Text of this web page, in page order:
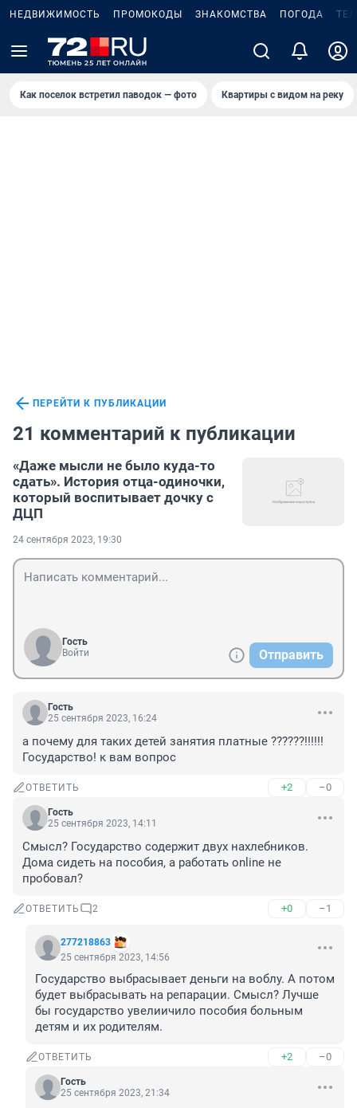
НЕДВИЖИМОСТЬ ПРОМОКОДЫ ЗНАКОМСТВА ПОГОДА
Как поселок встретил паводок — фото Квартиры с видом на реку
ПЕРЕЙТИ К ПУБЛИКАЦИИ
21 комментарий к публикации
«Даже мысли не было куда-то
сдать». История отца-одиночки,
который воспитывает дочку с
ДЦП
24 сентября 2023, 19:30
Гость
Войти
Отправить
Гость
25 сентября 2023, 16:24
а почему для таких детей занятия платные ??????!!!!!!
Государство! к вам вопрос
ОТВЕТИТЬ +2 –0
Гость
25 сентября 2023, 14:11
Смысл? Государство содержит двух нахлебников.
Дома сидеть на пособия, а работать online не
пробовал?
ОТВЕТИТЬ 2 +0 –1
277218863
25 сентября 2023, 14:56
Государство выбрасывает деньги на воблу. А потом
будет выбрасывать на репарации. Смысл? Лучше
бы государство увелиичило пособия больным
детям и их родителям.
ОТВЕТИТЬ +2 –0
Гость
25 сентября 2023, 21:34